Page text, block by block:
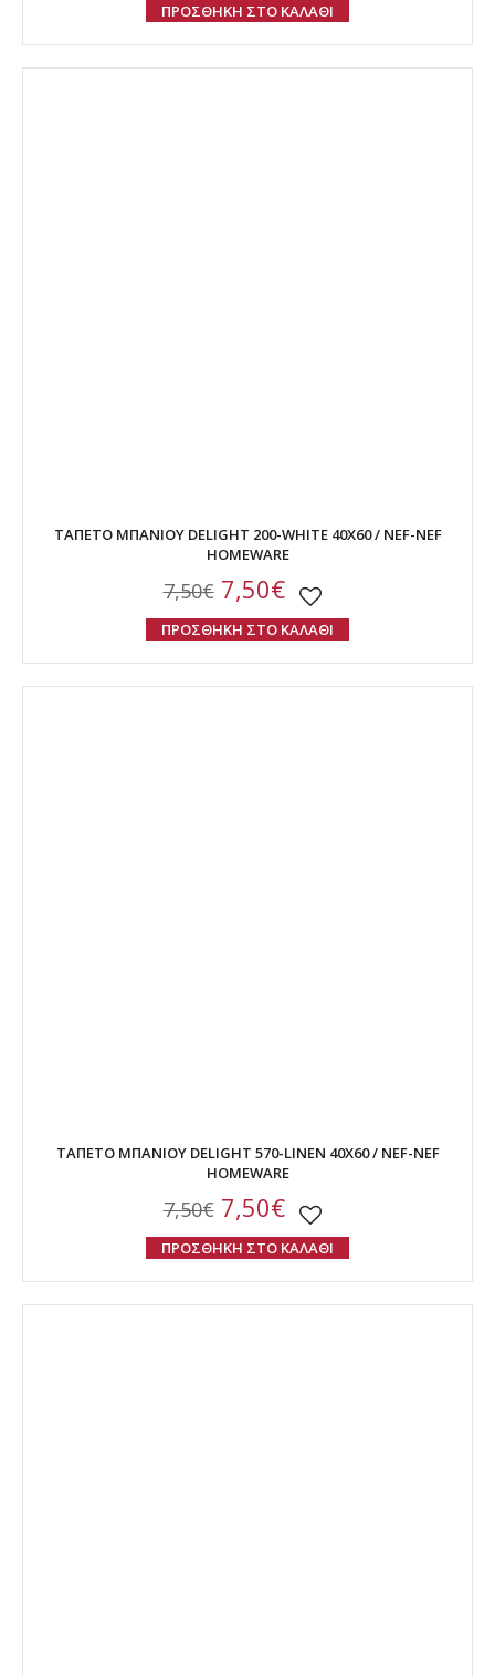
ΠΡΟΣΘΗΚΗ ΣΤΟ ΚΑΛΑΘΙ
ΤΑΠΕΤΟ ΜΠΑΝΙΟΥ DELIGHT 200-WHITE 40X60 / NEF-NEF
HOMEWARE
7,50€7,50€
ΠΡΟΣΘΗΚΗ ΣΤΟ ΚΑΛΑΘΙ
ΤΑΠΕΤΟ ΜΠΑΝΙΟΥ DELIGHT 570-LINEN 40X60 / NEF-NEF
HOMEWARE
7,50€7,50€
ΠΡΟΣΘΗΚΗ ΣΤΟ ΚΑΛΑΘΙ